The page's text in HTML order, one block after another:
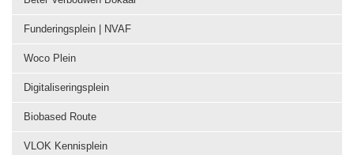
Funderingsplein | NVAF
Woco Plein
Digitaliseringsplein
Biobased Route
VLOK Kennisplein